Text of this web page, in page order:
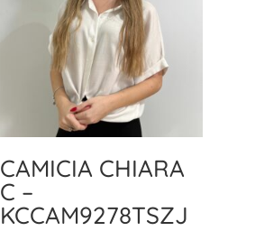
CAMICIA CHIARA
C –
KCCAM9278TSZJ